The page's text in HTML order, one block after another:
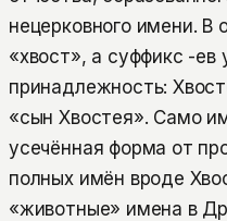
нецерковного имени. В
«хвост», а суффикс -ев
принадлежность:
«сын Хвостея». Само
усечённая форма от
полных имён вроде
«животные» имена в